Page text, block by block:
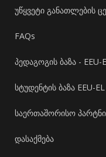
უწყვეტი განათლების
FAQs
პედაგოგის ბაზა - EEU-
სტუდენტის ბაზა EEU-EL
საერთაშორისო
დასაქმება